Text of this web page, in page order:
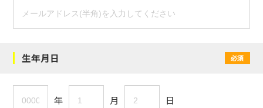
生年月日 必須
年 月 日